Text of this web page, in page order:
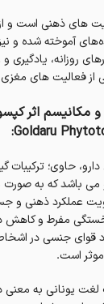
های ذهنی است و
آموخته شده و
روزانه،
از فعالیت های
حاوی؛ ترکیبات
می باشد‌ که به صورت
عملکرد ذهنی و
مفرط و کاهش
قوای جنسی در
است.
لغت یونانی به معنی